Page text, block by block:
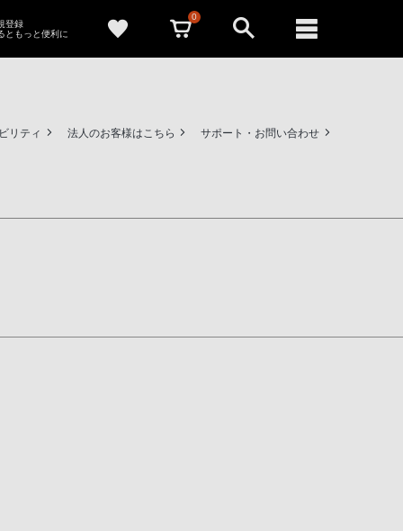
登録
ともっと便利に
0
リティ 法人のお客様はこちら サポート・お問い合わせ